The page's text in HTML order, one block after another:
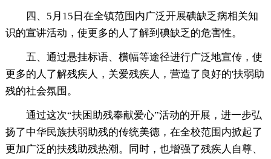
四、5月15日在全镇范围内广泛开展碘缺乏病相关知
识的宣讲活动，使更多的人了解到碘缺乏的危害性。
五、通过悬挂标语、横幅等途径进行广泛地宣传，使
更多的人了解残疾人，关爱残疾人，营造了良好的'扶弱助
残的社会氛围。
通过这次“扶困助残奉献爱心”活动的开展，进一步弘
扬了中华民族扶弱助残的传统美德，在全校范围内掀起了
更加广泛的扶残助残热潮。同时，也增强了残疾人自尊、